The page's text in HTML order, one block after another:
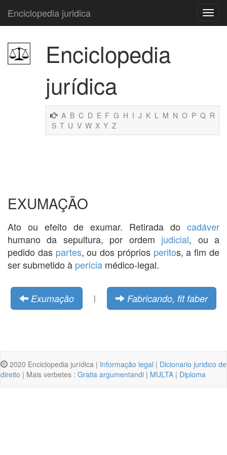
Enciclopedia juridica
Enciclopedia
jurídica
A B C D E F G H I J K L M N O P Q R
S T U V W X Y Z
EXUMAÇÃO
Ato ou efeito de exumar. Retirada do cadáver
humano da sepultura, por ordem judicial, ou a
pedido das partes, ou dos próprios peritos, a fim de
ser submetido à perícia médico-legal.
Exumação | Fabricando, fit faber
2020 Enciclopedia jurídica | Informação legal | Dicionario juridico de
direito | Mais verbetes : Gratia argumentandi | MULTA | Diploma